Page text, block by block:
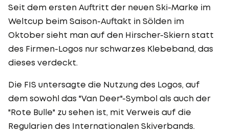
Seit dem ersten Auftritt der neuen Ski-Marke im
Weltcup beim Saison-Auftakt in Sölden im
Oktober sieht man auf den Hirscher-Skiern statt
des Firmen-Logos nur schwarzes Klebeband, das
dieses verdeckt.
Die FIS untersagte die Nutzung des Logos, auf
dem sowohl das "Van Deer"-Symbol als auch der
"Rote Bulle" zu sehen ist, mit Verweis auf die
Regularien des Internationalen Skiverbands.